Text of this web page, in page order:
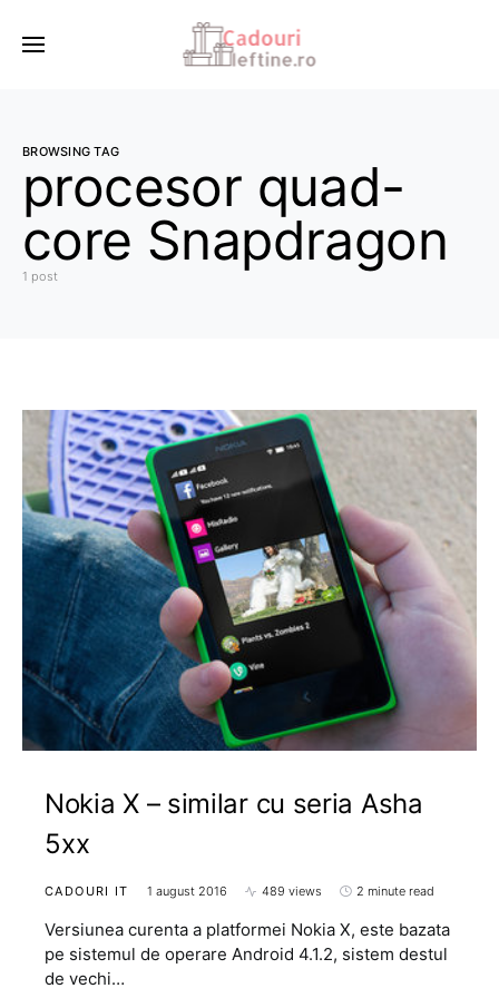
BROWSING TAG
procesor quad-
core Snapdragon
1 post
Nokia X – similar cu seria Asha
5xx
CADOURI IT 1 august 2016 489 views 2 minute read
Versiunea curenta a platformei Nokia X, este bazata
pe sistemul de operare Android 4.1.2, sistem destul
de vechi…